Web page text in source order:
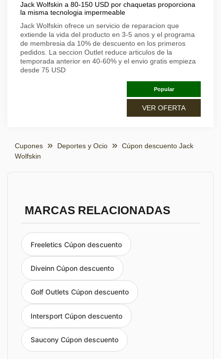
Jack Wolfskin a 80-150 USD por chaquetas proporciona
la misma tecnologia impermeable
Jack Wolfskin ofrece un servicio de reparacion que
extiende la vida del producto en 3-5 anos y el programa
de membresia da 10% de descuento en los primeros
pedidos. La seccion Outlet reduce articulos de la
temporada anterior en 40-60% y el envio gratis empieza
desde 75 USD
Popular
VER OFERTA
Cupones Deportes y Ocio
Cúpon descuento Jack
Wolfskin
MARCAS RELACIONADAS
Freeletics Cúpon descuento
Diveinn Cúpon descuento
Golf Outlets Cúpon descuento
Intersport Cúpon descuento
Saucony Cúpon descuento